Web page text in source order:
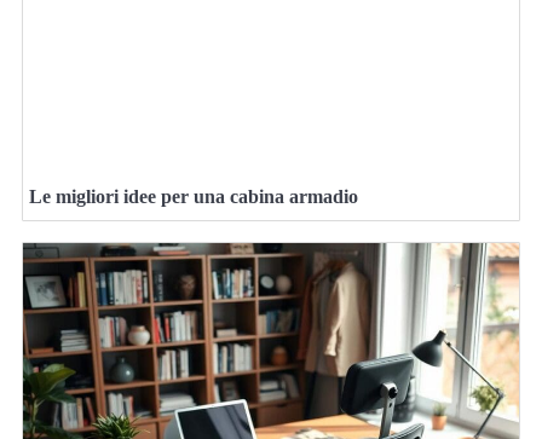
Le migliori idee per una cabina armadio